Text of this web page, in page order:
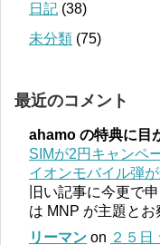
日記 (38)
未分類 (75)
最近のコメント
ahamo の特典に目
SIMが2円キャンペ
イオンモバイル弾
旧い記事に今更で
は MNP が主題と
リーマン on ２５日